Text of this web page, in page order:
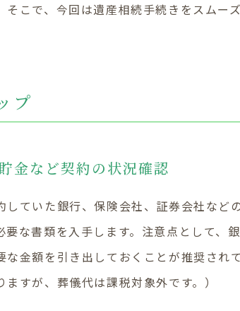
こで、今回は遺産相続手続きをスムー
プ
金など契約の状況確認
ていた銀行、保険会社、証券会社など
な書類を入手します。注意点として、
金額を引き出しておくことが推奨され
すが、葬儀代は課税対象外です。）